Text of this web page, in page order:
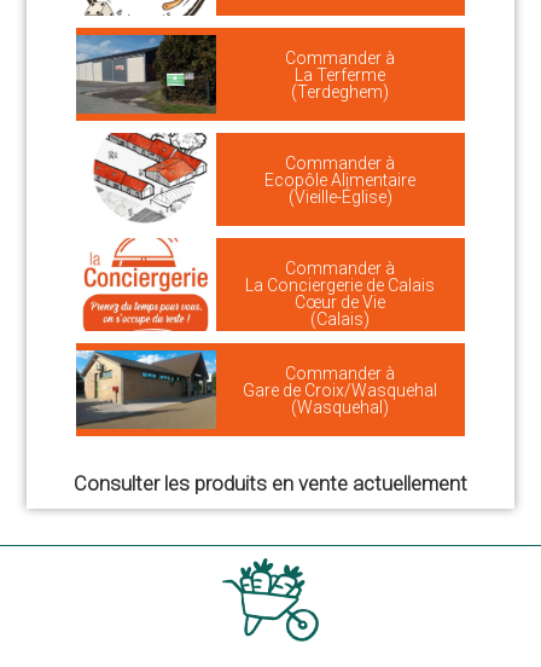
Commander à
La Terferme
(Terdeghem)
Commander à
Ecopôle Alimentaire
(Vieille-Église)
Commander à
La Conciergerie de Calais
Cœur de Vie
(Calais)
Commander à
Gare de Croix/Wasquehal
(Wasquehal)
Consulter les produits en vente actuellement